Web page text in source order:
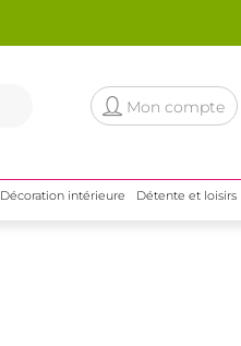
Mon compte
Décoration intérieure Détente et loisirs